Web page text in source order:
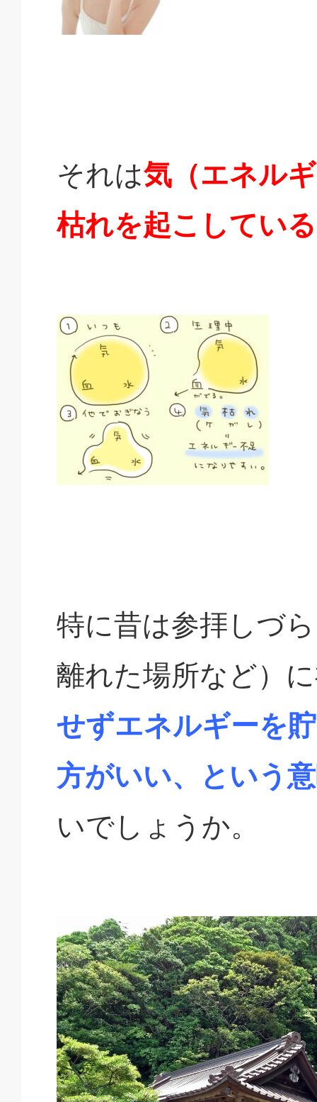
それは気（エネル
枯れを起こしている
特に昔は参拝しづ
離れた場所など）
せずエネルギーを
方がいい、という
いでしょうか。